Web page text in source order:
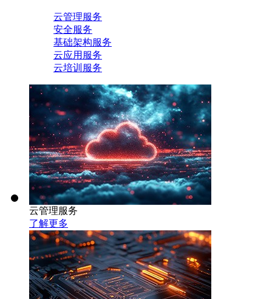
云管理服务
安全服务
基础架构服务
云应用服务
云培训服务
云管理服务
了解更多